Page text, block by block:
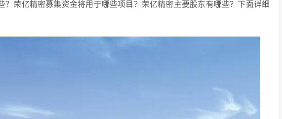
？荣亿精密募集资金将用于哪些项目？荣亿精密主要股东有哪些？下面详细